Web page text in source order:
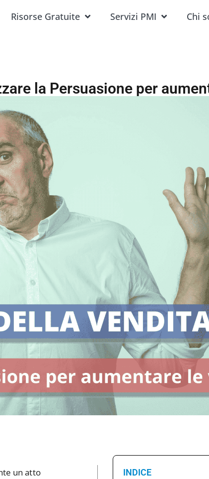
Risorse Gratuite Servizi PMI
Chi
la Persuasione per
un atto
INDICE